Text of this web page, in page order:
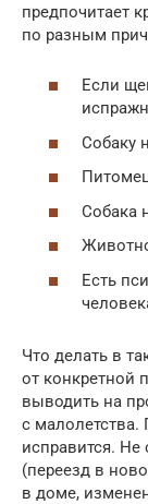
предпочитает
по разным
Если
Собаку
Собака
Есть
Что делать в
от конкретной
выводить на
с
исправится. Не
(переезд в
в доме,